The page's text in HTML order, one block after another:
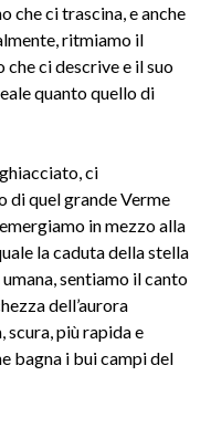
che ci trascina, e anche
ritmiamo il
che ci descrive e il suo
quanto quello di
ci
di quel grande Verme
in mezzo alla
la caduta della stella
sentiamo il canto
dell’aurora
scura, più rapida e
bagna i bui campi del